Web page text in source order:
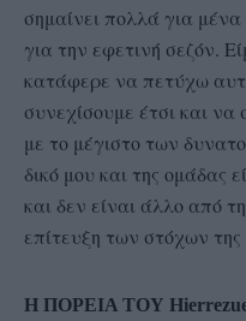
σημαίνει πολλά για
για την εφετινή σεζόν.
κατάφερε να πετύχω
συνεχίσουμε έτσι και
με το μέγιστο των
δικό μου και της ομάδας
και δεν είναι άλλο από
επίτευξη των στόχων της
Η ΠΟΡΕΙΑ ΤΟΥ